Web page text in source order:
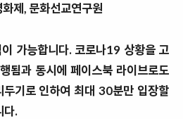
제, 문화선교연구원
가능합니다. 코로나19 상황을 고
됨과 동시에 페이스북 라이브로도
두기로 인하여 최대 30분만 입장할
다.